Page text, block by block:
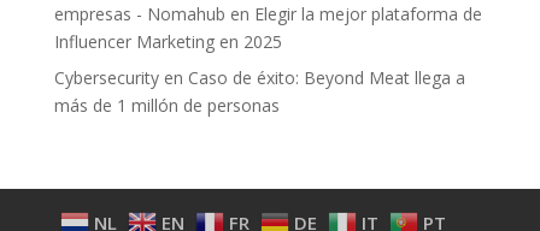
empresas - Nomahub en Elegir la mejor plataforma de
Influencer Marketing en 2025
Cybersecurityen Caso de éxito: Beyond Meat llega a
más de 1 millón de personas
NL EN FR DE IT PT